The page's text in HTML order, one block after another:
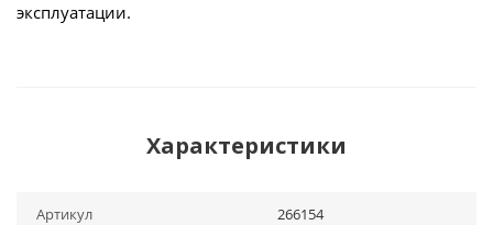
эксплуатации.
Характеристики
Артикул 266154